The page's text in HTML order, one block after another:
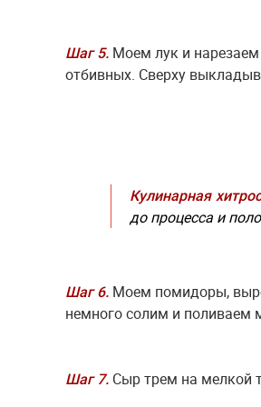
Шаг 5. Моем лук и
отбивных. Сверху
Кулинарная
до процесса и
Шаг 6. Моем помидоры,
немного солим и поливаем
Шаг 7. Сыр трем на мелкой